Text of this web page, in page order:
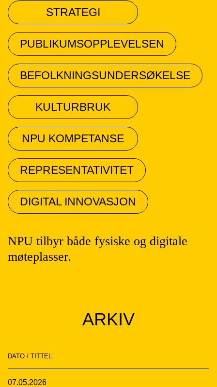
STRATEGI
PUBLIKUMSOPPLEVELSEN
BEFOLKNINGSUNDERSØKELSE
KULTURBRUK
NPU KOMPETANSE
REPRESENTATIVITET
DIGITAL INNOVASJON
NPU tilbyr både fysiske og digitale
møteplasser.
ARKIV
DATO / TITTEL
07.05.2026